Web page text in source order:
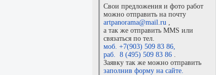
Свои предложения и фото работ
можно отправить на почту
artpanorama@mail.ru ,
а так же отправить MMS или
связаться по тел.
моб. +7(903) 509 83 86,
раб. 8 (495) 509 83 86 .
Заявку так же можно отправить
заполнив форму на сайте.